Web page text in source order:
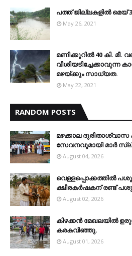
പത്ത് ജില്ലകളില്‍ മെയ്
May 26, 2021
മണിക്കൂറിൽ 40 കി. മീ.
വീശിയടിച്ചേക്കാവുന്ന
മഴയ്ക്കും സാധ്യത.
May 22, 2021
RANDOM POSTS
മഴക്കാല
സേവനവുമായി മാർ
August 04, 2026
വെള്ളപ്പൊക്കത്തില്‍
ക്ഷീരകര്‍ഷകന് രണ്ട്
August 02, 2026
കിഴക്കന്‍ മേഖലയില്‍
കരകവിഞ്ഞു.
August 01, 2026